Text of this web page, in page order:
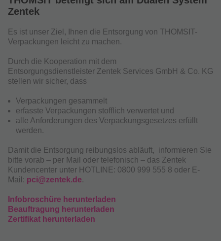
Zentek
Es ist unser Ziel, Ihnen die Entsorgung von THOMSIT-
Verpackungen leicht zu machen.
Durch die Kooperation mit dem
Entsorgungsdienstleister Zentek Services GmbH & Co. KG
stellen wir sicher, dass
Verpackungen gesammelt
erfasste Verpackungen stofflich verwertet und
alle Anforderungen des Verpackungsgesetzes erfüllt
werden.
Damit die Entsorgung reibungslos abläuft, informieren Sie
bitte vorab – per Mail oder telefonisch – das Zentek
Kundencenter unter HOTLINE: 0800 999 555 8 oder E-
Mail: pci@zentek.de.
Infobroschüre herunterladen
Beauftragung herunterladen
Zertifikat herunterladen